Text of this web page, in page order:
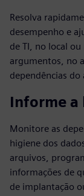
Resolva
desempenho e
de TI, no local
argumentos, no
dependências
Informe a
Monitore as
higiene dos
arquivos,
informações de
de implantação